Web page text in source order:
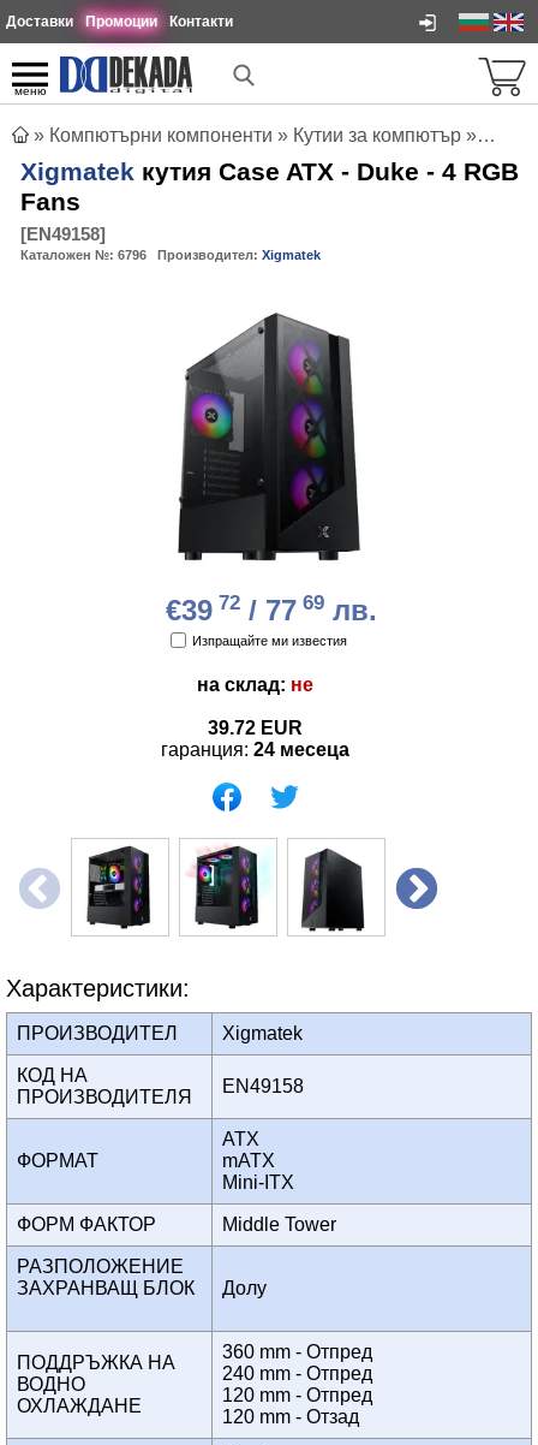
Доставки Промоции Контакти
меню
» Компютърни компоненти » Кутии за компютър »
Xigmatek кутия Case ATX - Duke - 4 RGB
Fans
[EN49158]
Каталожен №: 6796 Производител: Xigmatek
€3972/ 7769лв.
Изпращайте ми известия
на склад: не
39.72 EUR
гаранция: 24 месеца
Характеристики:
ПРОИЗВОДИТЕЛ Xigmatek
КОД НА
ПРОИЗВОДИТЕЛЯ
EN49158
ФОРМАТ
ATX
mATX
Mini-ITX
ФОРМ ФАКТОР Middle Tower
РАЗПОЛОЖЕНИЕ
ЗАХРАНВАЩ БЛОК
Долу
ПОДДРЪЖКА НА
ВОДНО
ОХЛАЖДАНЕ
360 mm - Отпред
240 mm - Отпред
120 mm - Отпред
120 mm - Отзад